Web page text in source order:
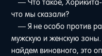
— Что такое,
что мы сказали?
— Я не особо против
мужскую и женскую
найдем виновного, это